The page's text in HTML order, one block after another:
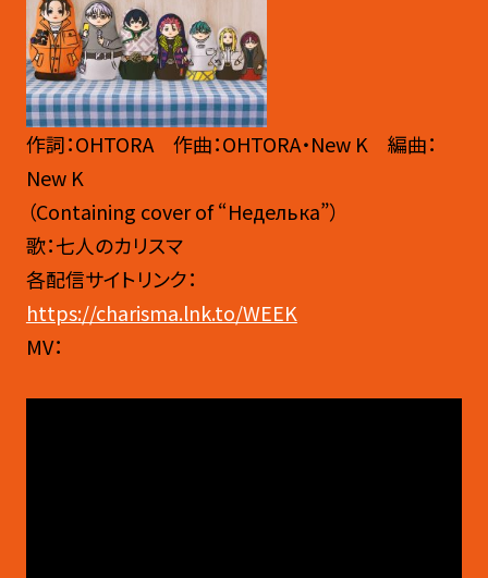
作詞：OHTORA 作曲：OHTORA・New K 編曲：
New K
（Containing cover of “Неделька”）
歌：七人のカリスマ
各配信サイトリンク：
https://charisma.lnk.to/WEEK
MV：